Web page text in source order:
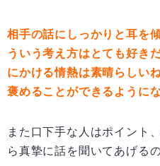
相手の話にしっかりと耳を
ういう考え方はとても好き
にかける情熱は素晴らしい
褒めることができるようにな
また口下手な人はポイント
ら真摯に話を聞いてあげる